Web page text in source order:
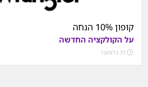
קופון 10% הנחה
על הקולקציה החדשה
31 בדצמבר